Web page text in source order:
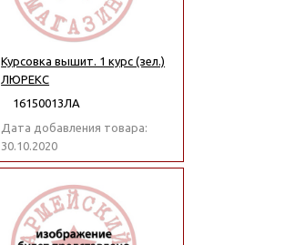
Курсовка вышит. 1 курс (зел.)
ЛЮРЕКС
16150013ЛА
Дата добавления товара:
30.10.2020